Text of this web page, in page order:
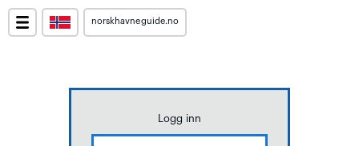
norskhavneguide.no
Logg inn